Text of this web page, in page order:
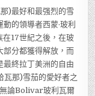
爾
雪
茄
)最好和最强烈的雪
的領導者西蒙·玻利
17世紀之後，在玻
部分都獲得解放，而
最終拉丁美洲的自由
瓦那)雪茄的愛好者之
無論Bolivar玻利瓦爾